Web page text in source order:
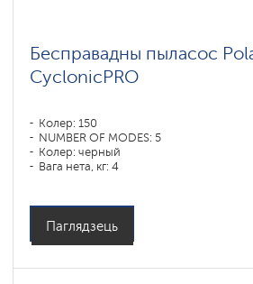
Бесправадны пыласос
CyclonicPRO
Колер: 150
NUMBER OF MODES: 5
Колер: черный
Вага нета, кг: 4
Паглядзець